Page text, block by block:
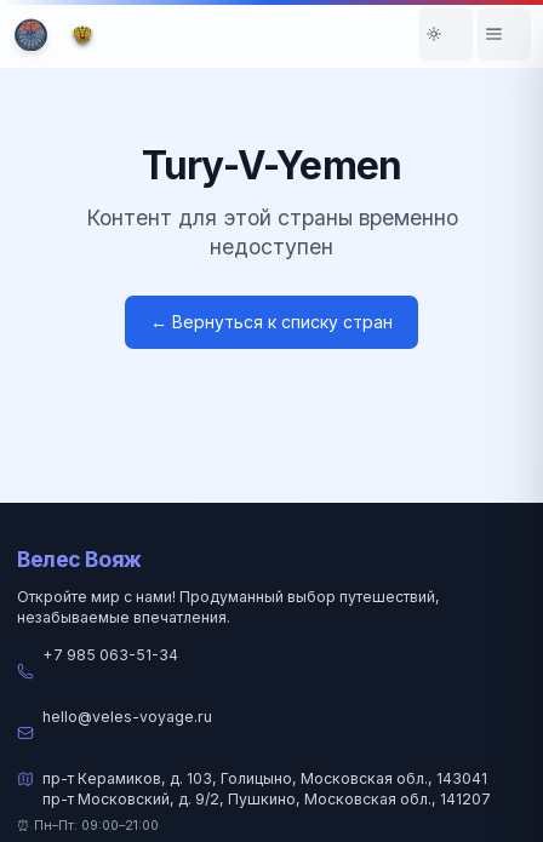
Tury-V-Yemen
Контент для этой страны временно
недоступен
← Вернуться к списку стран
Велес Вояж
Откройте мир с нами! Продуманный выбор путешествий,
незабываемые впечатления.
+7 985 063-51-34
hello@veles-voyage.ru
пр-т Керамиков, д. 103, Голицыно, Московская обл., 143041
пр-т Московский, д. 9/2, Пушкино, Московская обл., 141207
⏰ Пн–Пт: 09:00–21:00